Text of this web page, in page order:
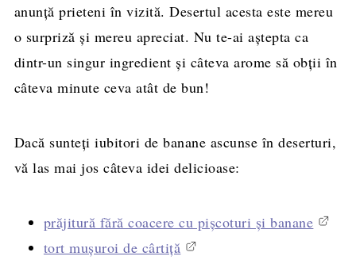
anunță prieteni în vizită. Desertul acesta este mereu
o surpriză și mereu apreciat. Nu te-ai aștepta ca
dintr-un singur ingredient și câteva arome să obții în
câteva minute ceva atât de bun!
Dacă sunteți iubitori de banane ascunse în deserturi,
vă las mai jos câteva idei delicioase:
prăjitură fără coacere cu pișcoturi și banane
tort mușuroi de cârtiță